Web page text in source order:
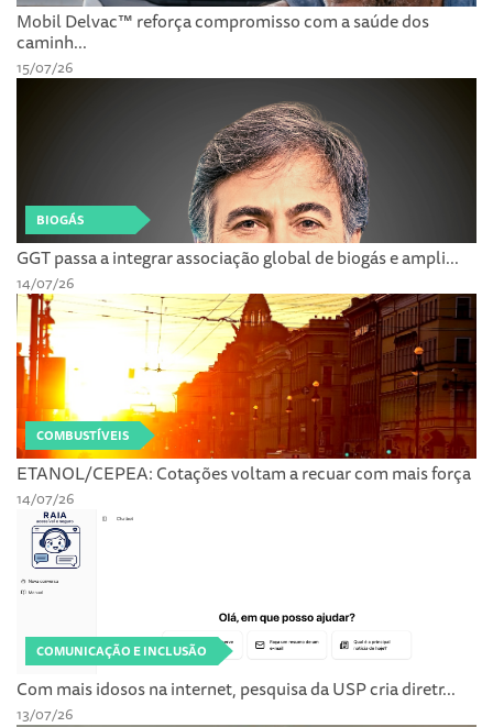
Mobil Delvac™ reforça compromisso com a saúde dos
caminh...
15/07/26
BIOGÁS
GGT passa a integrar associação global de biogás e ampli...
14/07/26
COMBUSTÍVEIS
ETANOL/CEPEA: Cotações voltam a recuar com mais força
14/07/26
COMUNICAÇÃO E INCLUSÃO
Com mais idosos na internet, pesquisa da USP cria diretr...
13/07/26